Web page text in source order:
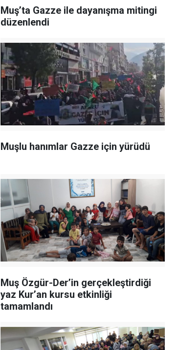
Muş’ta Gazze ile dayanışma mitingi
düzenlendi
Muşlu hanımlar Gazze için yürüdü
Muş Özgür-Der’in gerçekleştirdiği
yaz Kur’an kursu etkinliği
tamamlandı